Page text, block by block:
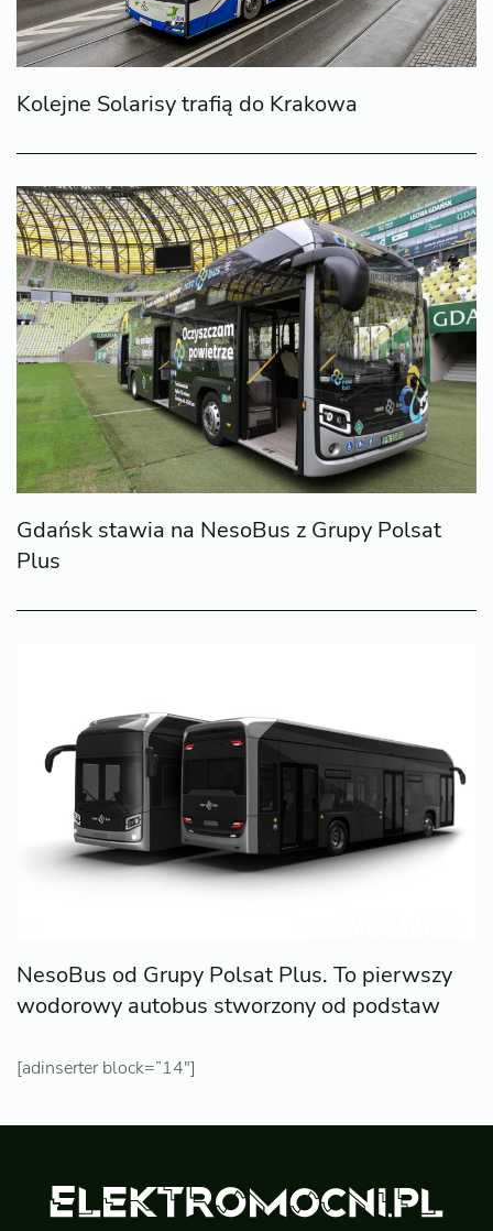
Kolejne Solarisy trafią do Krakowa
Gdańsk stawia na NesoBus z Grupy Polsat
Plus
NesoBus od Grupy Polsat Plus. To pierwszy
wodorowy autobus stworzony od podstaw
[adinserter block=”14″]